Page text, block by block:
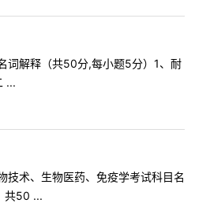
词解释（共50分,每小题5分）1、耐
...
技术、生物医药、免疫学考试科目名
共50 ...